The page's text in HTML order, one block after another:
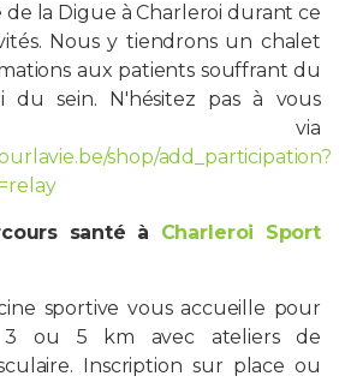
de la Digue à Charleroi durant ce
Nous y tiendrons un chalet
aux patients souffrant du
du sein. N'hésitez pas à vous
via
shop/add_participation?
santé à Charleroi Sport
sportive vous accueille pour
ou 5 km avec ateliers de
Inscription sur place ou